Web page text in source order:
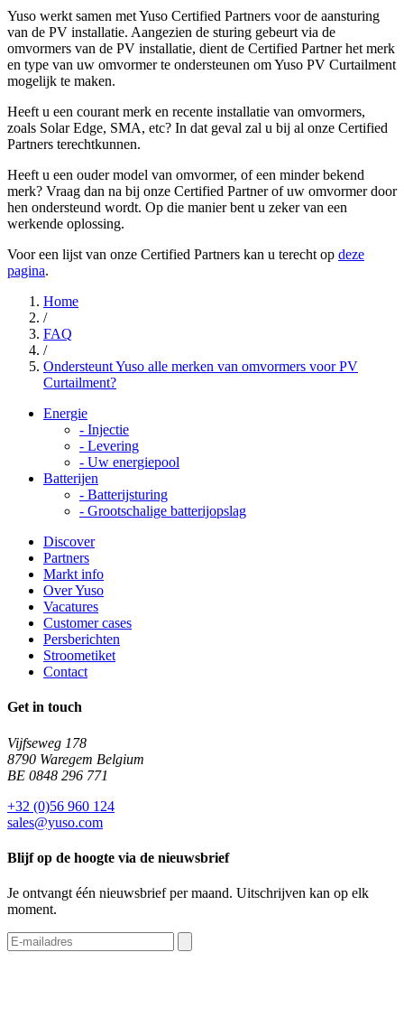
Yuso werkt samen met Yuso Certified Partners voor de aansturing
van de PV installatie. Aangezien de sturing gebeurt via de
omvormers van de PV installatie, dient de Certified Partner het merk
en type van uw omvormer te ondersteunen om Yuso PV Curtailment
mogelijk te maken.
Heeft u een courant merk en recente installatie van omvormers,
zoals Solar Edge, SMA, etc? In dat geval zal u bij al onze Certified
Partners terechtkunnen.
Heeft u een ouder model van omvormer, of een minder bekend
merk? Vraag dan na bij onze Certified Partner of uw omvormer door
hen ondersteund wordt. Op die manier bent u zeker van een
werkende oplossing.
Voor een lijst van onze Certified Partners kan u terecht op deze
pagina.
Home
/
FAQ
/
Ondersteunt Yuso alle merken van omvormers voor PV
Curtailment?
Energie
- Injectie
- Levering
- Uw energiepool
Batterijen
- Batterijsturing
- Grootschalige batterijopslag
Discover
Partners
Markt info
Over Yuso
Vacatures
Customer cases
Persberichten
Stroometiket
Contact
Get in touch
Vijfseweg 178
8790 Waregem Belgium
BE 0848 296 771
+32 (0)56 960 124
sales@yuso.com
Blijf op de hoogte via de nieuwsbrief
Je ontvangt één nieuwsbrief per maand. Uitschrijven kan op elk
moment.